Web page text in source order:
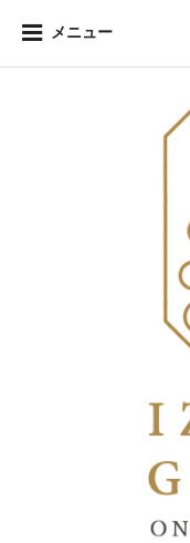
メニュー